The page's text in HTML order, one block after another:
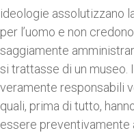
ideologie assolutizzano
per l’uomo e non
saggiamente
si trattasse di un museo.
veramente responsabili
quali, prima di tutto,
essere preventivamente